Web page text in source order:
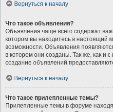
Вернуться к началу
Что такое объявления?
Объявления чаще всего содержат
котором вы находитесь в настоящий
возможности. Объявления
в котором они созданы. Так же, как и
создание объявлений
Вернуться к началу
Что такое прилепленные темы?
Прилепленные темы в форуме